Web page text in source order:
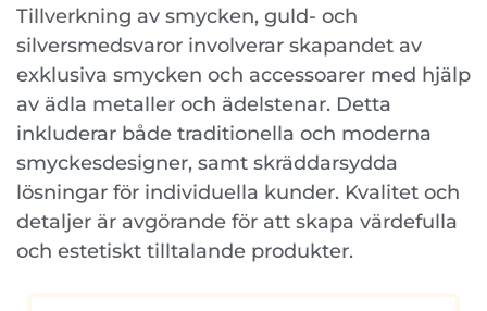
Tillverkning av smycken, guld- och
silversmedsvaror involverar skapandet av
exklusiva smycken och accessoarer med hjälp
av ädla metaller och ädelstenar. Detta
inkluderar både traditionella och moderna
smyckesdesigner, samt skräddarsydda
lösningar för individuella kunder. Kvalitet och
detaljer är avgörande för att skapa värdefulla
och estetiskt tilltalande produkter.